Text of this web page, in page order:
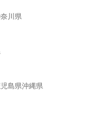
川県
島県沖縄県